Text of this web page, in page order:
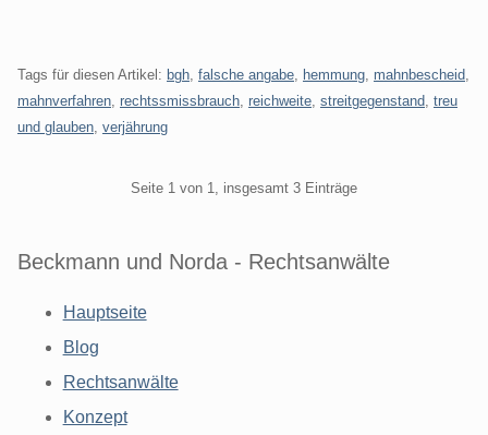
Tags für diesen Artikel: bgh falsche angabe hemmung mahnbescheid
mahnverfahren rechtssmissbrauch reichweite streitgegenstand treu
und glauben verjährung
Seite 1 von 1, insgesamt 3 Einträge
Beckmann und Norda - Rechtsanwälte
Hauptseite
Blog
Rechtsanwälte
Konzept